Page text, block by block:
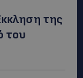
της
του